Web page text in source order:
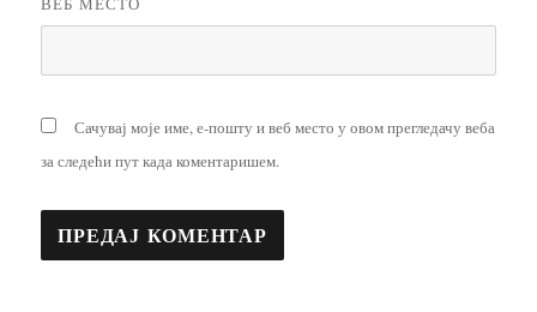
Сачувај моје име, е-пошту и веб место у овом прегледачу веба
за следећи пут када коментаришем.